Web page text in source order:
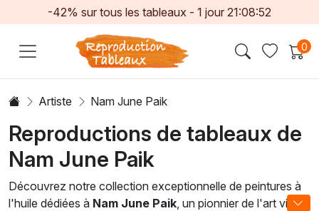
-42% sur tous les tableaux -1 jour 21:08:51
0
Artiste Nam June Paik
Reproductions de tableaux de
Nam June Paik
Découvrez notre collection exceptionnelle de peintures à
l'huile dédiées à Nam June Paik , un pionnier de l'art vidéo